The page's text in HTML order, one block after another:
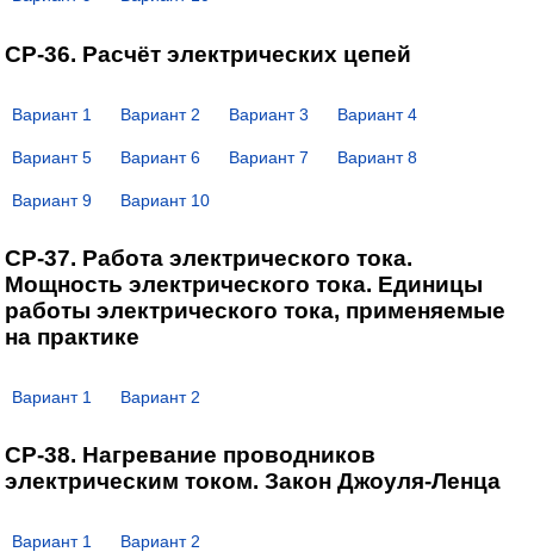
СР-36. Расчёт электрических цепей
Вариант 1 Вариант 2 Вариант 3 Вариант 4
Вариант 5 Вариант 6 Вариант 7 Вариант 8
Вариант 9 Вариант 10
СР-37. Работа электрического тока.
Мощность электрического тока. Единицы
работы электрического тока, применяемые
на практике
Вариант 1 Вариант 2
СР-38. Нагревание проводников
электрическим током. Закон Джоуля-Ленца
Вариант 1 Вариант 2